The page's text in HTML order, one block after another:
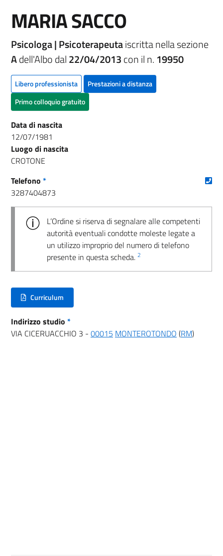
MARIA SACCO
Psicologa | Psicoterapeutaiscritta nella sezione
Adell'Albo dal22/04/2013con il n. 19950
Libero professionista
Prestazioni a distanza
Primo colloquio gratuito
Data di nascita
12/07/1981
Luogo di nascita
CROTONE
Telefono *
3287404873
L’Ordine si riserva di segnalare alle competenti
autorità eventuali condotte moleste legate a
un utilizzo improprio del numero di telefono
presente in questa scheda. 2
Curriculum
(nuova scheda - new tab)
Indirizzo studio *
VIA CICERUACCHIO 3 - 00015 MONTEROTONDO (RM)